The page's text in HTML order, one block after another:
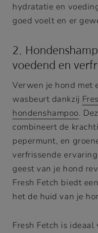
hydratatie en
goed voelt en er
2.
voedend en
Verwen je hond met
wasbeurt dankzij
hondenshampoo.
combineert de
pepermunt, en
verfrissende
geest van je hond
Fresh Fetch biedt
het de huid van je
Fresh Fetch is